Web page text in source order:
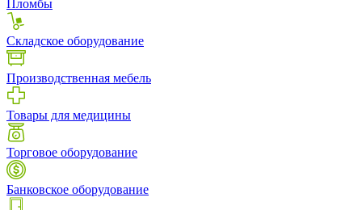
Пломбы
Складское оборудование
Производственная мебель
Товары для медицины
Торговое оборудование
Банковское оборудование